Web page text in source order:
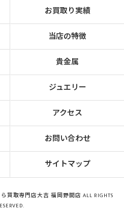
お買取り実績
当店の特徴
貴金属
ジュエリー
アクセス
お問い合わせ
サイトマップ
買取専門店大吉 福岡野間店 ALL RIGHTS